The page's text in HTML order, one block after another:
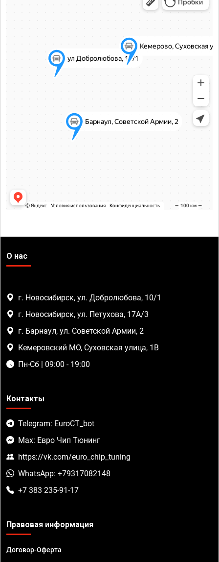
О нас
г. Новосибирск, ул. Добролюбова, 10/1
г. Новосибирск, ул. Петухова, 17А/3
г. Барнаул, ул. Советской Армии, 2
Кемеровский МО, Суховская улица, 1В
Пн-Сб | 09:00 - 19:00
Контакты
Telegram: EuroCT_bot
Max: Евро Чип Тюнинг
https://vk.com/euro_chip_tuning
WhatsApp: +79317082148
+7 383 235-91-17
Правовая информация
Договор-Оферта